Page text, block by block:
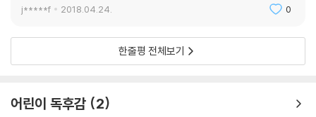
이 세상은 어느 특정한 사람들의 생각과 이익에 따라 움직이고 결정되는
게 아니라는 것을. 그리고 끝없는 거짓을 낳게 되는 잘못된 결정은 바로잡
여정과 모험은 위기에 처한 아이들에게 새로운 세상을 열어 준다.
j*****f 2018.04.24. 0
한줄평 전체보기
어린이 독후감 2